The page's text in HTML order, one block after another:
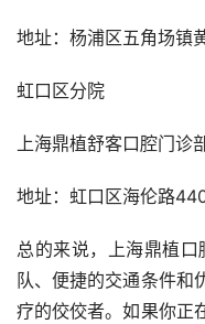
地址：杨浦区五角场镇
虹口区分院
上海鼎植舒客口腔门诊
地址：虹口区海伦路
总的来说，上海鼎植
队、便捷的交通条件和
疗的佼佼者。如果你正